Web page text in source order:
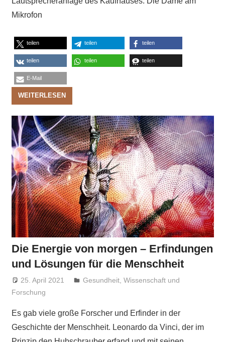
Mikrofon
teilen teilen teilen
teilen teilen teilen
E-Mail
WEITERLESEN
Die Energie von morgen – Erfindungen
und Lösungen für die Menschheit
25. April 2021 Niki Vogt
Gesundheit ,Wissenschaft und
Forschung
Es gab viele große Forscher und Erfinder in der
Geschichte der Menschheit. Leonardo da Vinci, der im